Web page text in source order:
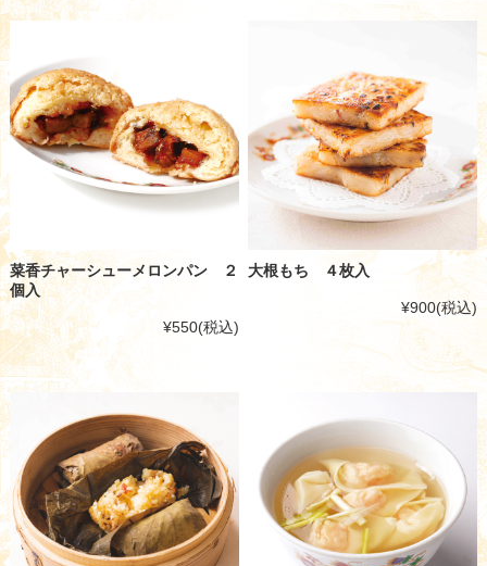
菜香チャーシューメロンパン ２
個入
¥550(税込)
大根もち ４枚入
¥900(税込)